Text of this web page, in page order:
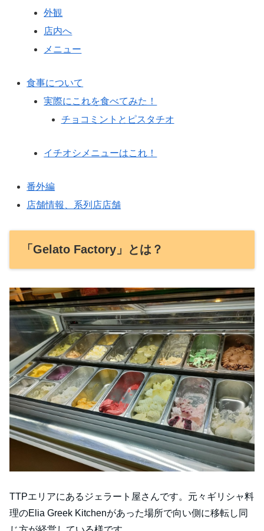
外観
店内へ
メニュー
食事について
実際にこれを食べてみた！
チョコミントとピスタチオ
イチオシメニューはこれ！
番外編
店舗情報、系列店店舗
「Gelato Factory」とは？
TTPエリアにあるジェラート屋さんです。元々ギリシャ料
理のElia Greek Kitchenがあった場所で向い側に移転し同